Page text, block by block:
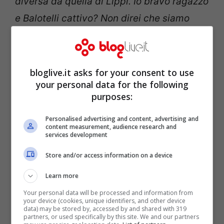
e Balotelli cattivo? Non direi che siamo
comune e comunque nessuno qui è un
santo”bloglive.it asks for your consent to use
your personal data for the following
purposes:
Personalised advertising and content, advertising and
content measurement, audience research and
services development
Store and/or access information on a device
Learn more
Your personal data will be processed and information from
your device (cookies, unique identifiers, and other device
data) may be stored by, accessed by and shared with 319
partners, or used specifically by this site. We and our partners